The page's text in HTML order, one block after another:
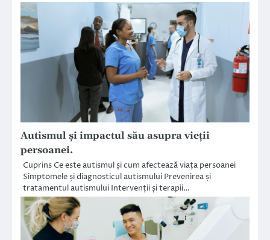
Autismul și impactul său asupra vieții
persoanei.
Cuprins Ce este autismul și cum afectează viața persoanei
Simptomele și diagnosticul autismului Prevenirea și
tratamentul autismului Intervenții și terapii…